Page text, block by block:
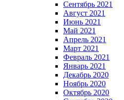
Сентябрь 2021
Август 2021
Июнь 2021
Май 2021
Апрель 2021
Март 2021
Февраль 2021
Январь 2021
Декабрь 2020
Ноябрь 2020
Октябрь 2020